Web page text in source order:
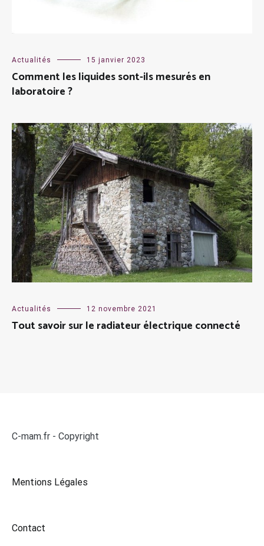
Actualités 15 janvier 2023
Comment les liquides sont-ils mesurés en
laboratoire ?
Actualités 12 novembre 2021
Tout savoir sur le radiateur électrique connecté
C-mam.fr - Copyright
Mentions Légales
Contact